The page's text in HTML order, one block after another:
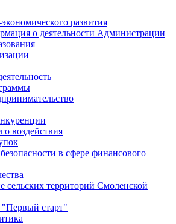
развития
о деятельности Администрации
воздействия
в сфере финансового
сельских территорий Смоленской
"Первый старт"